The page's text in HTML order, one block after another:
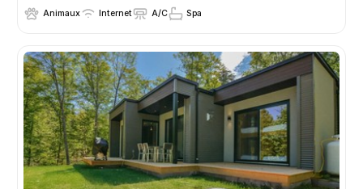
Animaux
Internet A/C Spa